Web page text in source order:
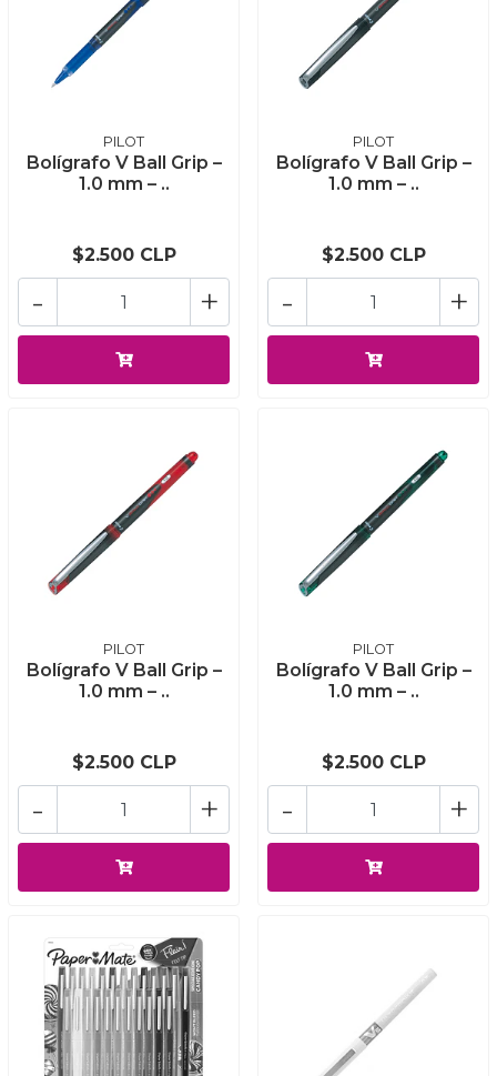
PILOT
Bolígrafo V Ball Grip –
1.0 mm – ..
$2.500 CLP
+
-
PILOT
Bolígrafo V Ball Grip –
1.0 mm – ..
$2.500 CLP
+
-
PILOT
Bolígrafo V Ball Grip –
1.0 mm – ..
$2.500 CLP
+
-
PILOT
Bolígrafo V Ball Grip –
1.0 mm – ..
$2.500 CLP
+
-